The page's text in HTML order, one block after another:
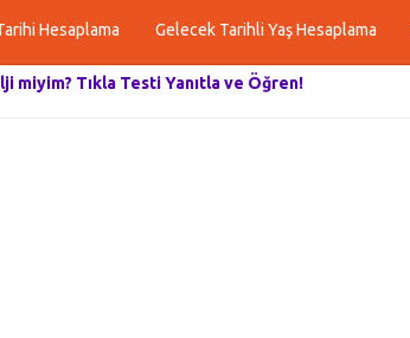
Hesaplama Gelecek Tarihli Yaş Hesaplama
miyim? Tıkla Testi Yanıtla ve Öğren!